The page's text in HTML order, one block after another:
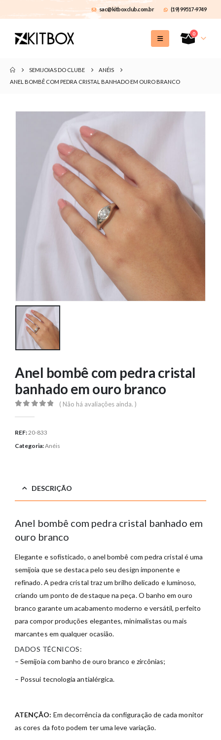
sac@kitboxclub.com.br (19) 99517-9749
0
SEMIJOIAS DO CLUBE
ANÉIS
ANEL BOMBÊ COM PEDRA CRISTAL BANHADO EM OURO BRANCO
Anel bombê com pedra cristal
banhado em ouro branco
( Não há avaliações ainda. )
REF:20-833
Categoria:Anéis
DESCRIÇÃO
Anel bombê com pedra cristal banhado em
ouro branco
Elegante e sofisticado, o anel bombê com pedra cristal é uma
semijoia que se destaca pelo seu design imponente e
refinado. A pedra cristal traz um brilho delicado e luminoso,
criando um ponto de destaque na peça. O banho em ouro
branco garante um acabamento moderno e versátil, perfeito
para compor produções elegantes, minimalistas ou mais
marcantes em qualquer ocasião.
DADOS TÉCNICOS:
– Semijoia com banho de ouro branco e zircônias;
– Possui tecnologia antialérgica.
ATENÇÃO: Em decorrência da configuração de cada monitor
as cores da foto podem ter uma leve variação.